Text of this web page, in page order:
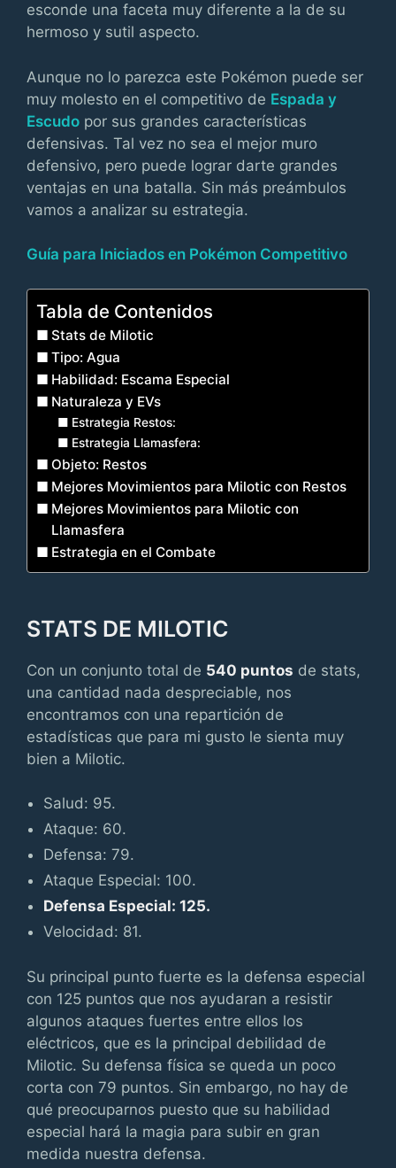
esconde una faceta muy diferente a la de su
hermoso y sutil aspecto.
Aunque no lo parezca este Pokémon puede ser
muy molesto en el competitivo de Espada y
Escudo por sus grandes características
defensivas. Tal vez no sea el mejor muro
defensivo, pero puede lograr darte grandes
ventajas en una batalla. Sin más preámbulos
vamos a analizar su estrategia.
Guía para Iniciados en Pokémon Competitivo
Tabla de Contenidos
Stats de Milotic
Tipo: Agua
Habilidad: Escama Especial
Naturaleza y EVs
Estrategia Restos:
Estrategia Llamasfera:
Objeto: Restos
Mejores Movimientos para Milotic con Restos
Mejores Movimientos para Milotic con
Llamasfera
Estrategia en el Combate
STATS DE MILOTIC
Con un conjunto total de 540 puntos de stats,
una cantidad nada despreciable, nos
encontramos con una repartición de
estadísticas que para mi gusto le sienta muy
bien a Milotic.
Salud: 95.
Ataque: 60.
Defensa: 79.
Ataque Especial: 100.
Defensa Especial: 125.
Velocidad: 81.
Su principal punto fuerte es la defensa especial
con 125 puntos que nos ayudaran a resistir
algunos ataques fuertes entre ellos los
eléctricos, que es la principal debilidad de
Milotic. Su defensa física se queda un poco
corta con 79 puntos. Sin embargo, no hay de
qué preocuparnos puesto que su habilidad
especial hará la magia para subir en gran
medida nuestra defensa.